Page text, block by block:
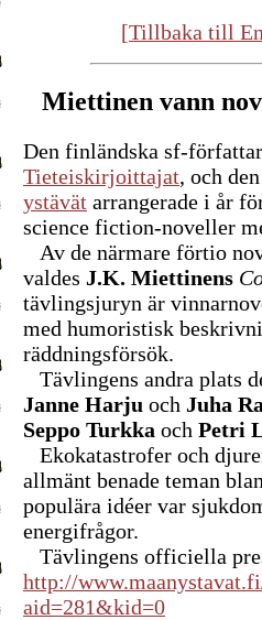
[Tillbaka till
Miettinen vann
Den finländska sf-
Tieteiskirjoittajat, och
ystävät arrangerade i år
science fiction-noveller
Av de närmare förtio
valdes J.K. Miettinens
tävlingsjuryn är
med humoristisk
räddningsförsök.
Tävlingens andra plats
Janne Harju och Juha
Seppo Turkka och Petri
Ekokatastrofer och
allmänt benade teman
populära idéer var
energifrågor.
Tävlingens officiella
http://
aid=281&kid=0